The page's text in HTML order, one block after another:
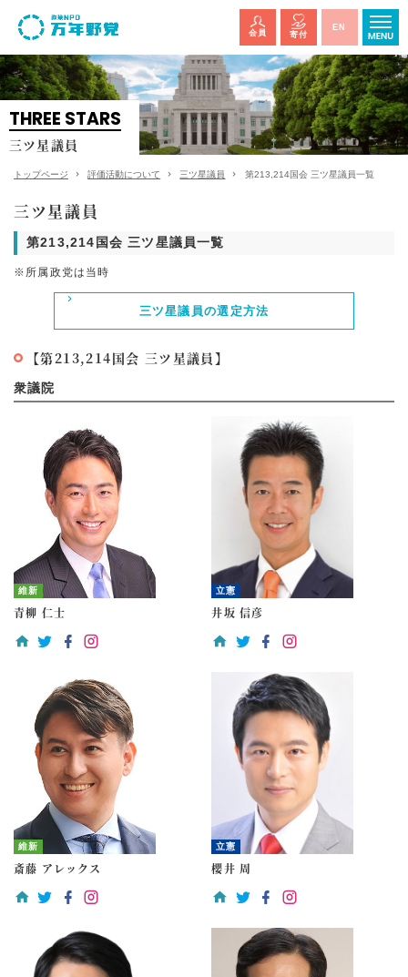
会員 寄付
EN
THREE STARS
三ツ星議員
トップページ 評価活動について 三ツ星議員 第213,214国会 三ツ星議員一覧
三ツ星議員
第213,214国会 三ツ星議員一覧
※所属政党は当時
三ツ星議員の選定方法
【第213,214国会 三ツ星議員】
衆議院
維新
青柳 仁士
立憲
井坂 信彦
維新
斎藤 アレックス
立憲
櫻井 周